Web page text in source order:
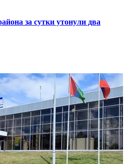
за сутки утонули два